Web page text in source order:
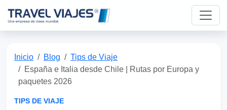
Inicio Blog
Tips de Viaje
España e Italia desde Chile | Rutas por Europa y
paquetes 2026
TIPS DE VIAJE